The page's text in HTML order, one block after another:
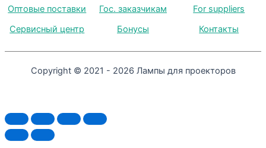
Оптовые поставки
Гос. заказчикам
For suppliers
Сервисный центр
Бонусы Контакты
Copyright © 2021 - 2026 Лампы для проекторов